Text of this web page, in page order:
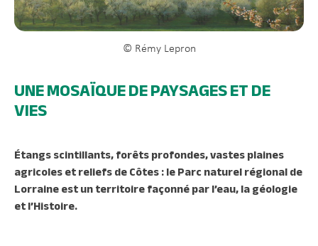
© Rémy Lepron
UNE MOSAÏQUE DE PAYSAGES ET DE
VIES
Étangs scintillants, forêts profondes, vastes plaines
agricoles et reliefs de Côtes : leParc naturel régional de
Lorraineest un territoire façonné par l’eau, la géologie
et l’Histoire.